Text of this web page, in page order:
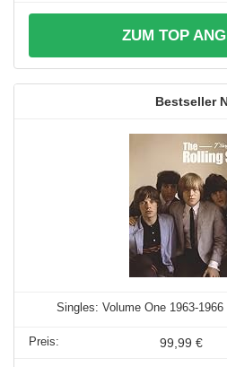
ZUM TOP
Singles: Volume One 1963-
99,99 €